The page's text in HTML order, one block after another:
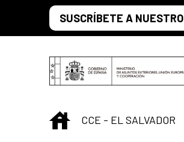
Saltar al contenido principal
SUSCRÍBETE A
INICIO
CCE - EL SALVADOR